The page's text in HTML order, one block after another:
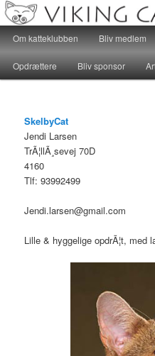
Katteklubben
Katteklub – For alle kattevenner,
racekatte, er velkomne…
Main menu
Skip to primary content
Skip to secondary content
Om katteklubben Bliv medlem
Opdrættere Bliv sponsor
SkelbyCat
Jendi Larsen
TrÃ¦llÃ¸sevej 70D
4160
Tlf: 93992499
Jendi.larsen@gmail.com
Lille & hyggelige opdrÃ¦t, med